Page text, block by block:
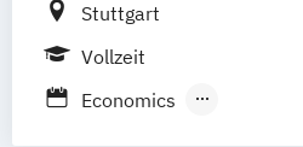
Stuttgart
Vollzeit
Economics